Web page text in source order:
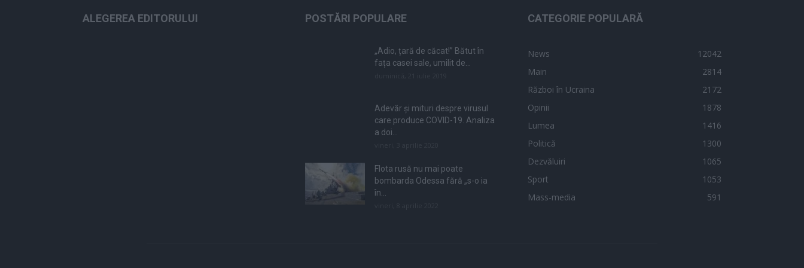
ALEGEREA EDITORULUI POSTĂRI POPULARE
„Adio, țară de căcat!” Bătut în
fața casei sale, umilit de...
Adevăr și mituri despre virusul
care produce COVID-19. Analiza
a doi...
Flota rusă nu mai poate
bombarda Odessa fără „s-o ia
în...
CATEGORIE POPULARĂ
News
12042
Main
2814
Război în Ucraina
2172
Opinii
1878
Lumea
1416
Politică
1300
Dezvăluiri
1065
Sport
1053
Mass-media
591